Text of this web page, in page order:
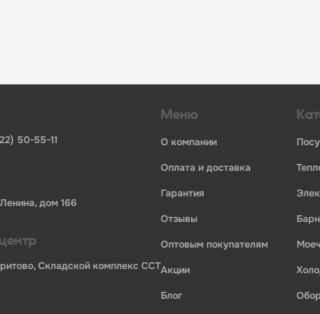
и посуды для HoReCa
50-55-11
дом 166
Складской комплекс ССТ
Меню
о компании
оплата и доставка
гарантия
отзывы
оптовым покупателям
акции
блог